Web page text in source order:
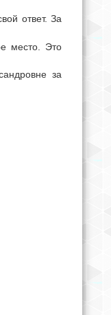
ответ. За
место. Это
за